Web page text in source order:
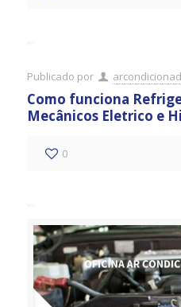
Publicado por
Como funciona
Mecânicos Eletrico e
0